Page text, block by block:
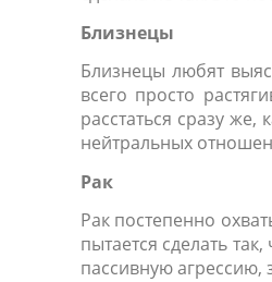
Близнецы
Близнецы любят
всего просто
расстаться сразу
нейтральных
Рак
Рак постепенно
пытается сделать
пассивную агрессию,